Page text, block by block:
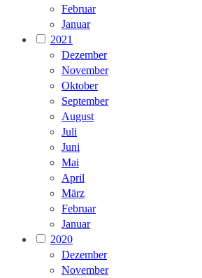
Februar
Januar
2021
Dezember
November
Oktober
September
August
Juli
Juni
Mai
April
März
Februar
Januar
2020
Dezember
November